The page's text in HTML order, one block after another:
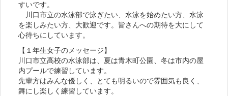
すいです。
川口市立の水泳部で泳ぎたい、水泳を始めたい方、水泳
を楽しみたい方、大歓迎です。皆さんへの期待を大にして
心待ちにしています。
【１年生女子のメッセージ】
川口市立高校の水泳部は、夏は青木町公園、冬は市内の屋
内プールで練習しています。
先輩方はみんな優しく、とても明るいので雰囲気も良く、
舞にし楽しく練習しています。